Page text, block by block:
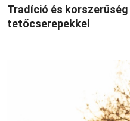
Tradíció és
tetőcserepekkel